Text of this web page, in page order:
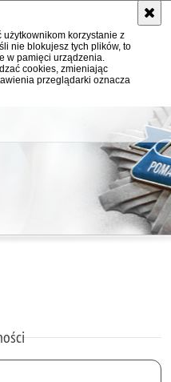
użytkownikom korzystanie z
nie blokujesz tych plików, to
w pamięci urządzenia.
cookies, zmieniając
przeglądarki oznacza